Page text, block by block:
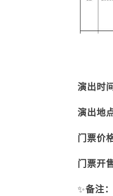
演出时
演出地
门票价
门票开
✨备注：